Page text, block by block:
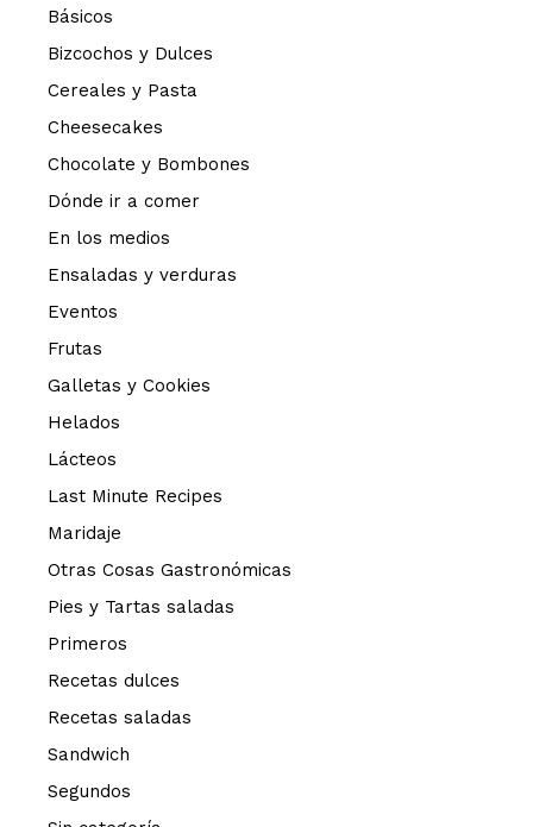
Básicos
Bizcochos y Dulces
Cereales y Pasta
Cheesecakes
Chocolate y Bombones
Dónde ir a comer
En los medios
Ensaladas y verduras
Eventos
Frutas
Galletas y Cookies
Helados
Lácteos
Last Minute Recipes
Maridaje
Otras Cosas Gastronómicas
Pies y Tartas saladas
Primeros
Recetas dulces
Recetas saladas
Sandwich
Segundos